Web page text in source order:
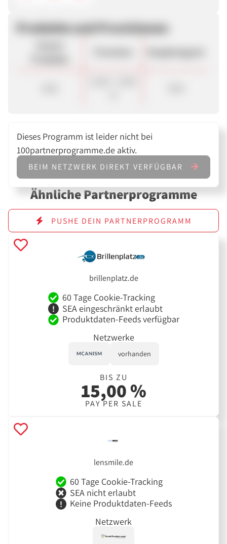
Produkte und Provisionen
Dieses Programm ist leider nicht bei
100partnerprogramme.de aktiv.
BEIM NETZWERK DIREKT VERFÜGBAR
Ähnliche Partnerprogramme
PUSHE DEIN PARTNERPROGRAMM
brillenplatz.de
60 Tage Cookie-Tracking
SEA eingeschränkt erlaubt
Produktdaten-Feeds verfügbar
Netzwerke
vorhanden
BIS ZU
15,00 %
PAY PER SALE
lensmile.de
60 Tage Cookie-Tracking
SEA nicht erlaubt
Keine Produktdaten-Feeds
Netzwerk